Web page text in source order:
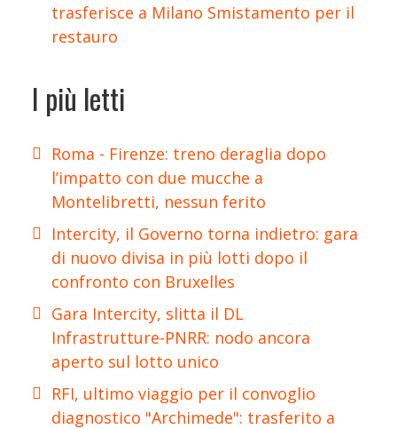
trasferisce a Milano Smistamento per il
restauro
I più letti
Roma - Firenze: treno deraglia dopo
l’impatto con due mucche a
Montelibretti, nessun ferito
Intercity, il Governo torna indietro: gara
di nuovo divisa in più lotti dopo il
confronto con Bruxelles
Gara Intercity, slitta il DL
Infrastrutture-PNRR: nodo ancora
aperto sul lotto unico
RFI, ultimo viaggio per il convoglio
diagnostico "Archimede": trasferito a